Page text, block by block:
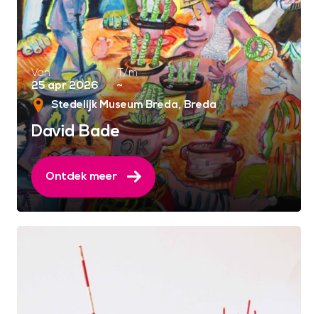
Van
25 apr 2026
T/m
~
Stedelijk Museum Breda Breda
David Bade
Ontdek meer